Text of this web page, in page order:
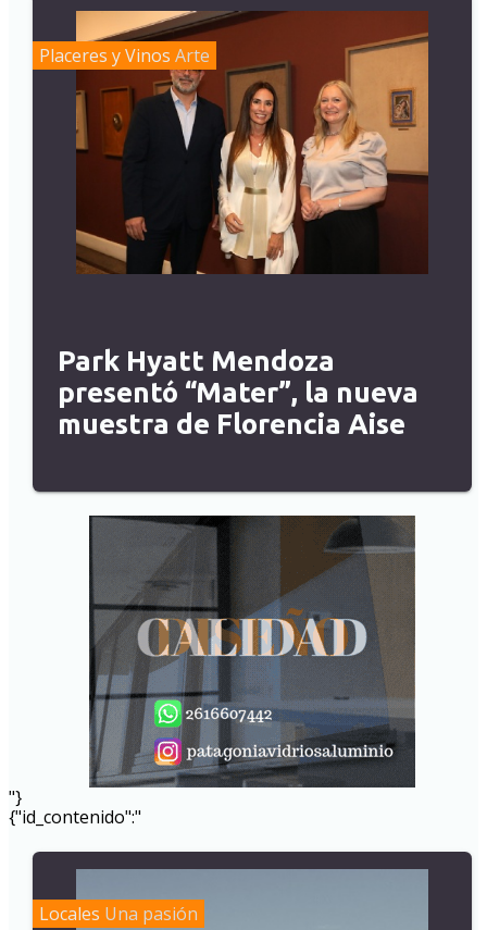
Placeres y Vinos Arte
Park Hyatt Mendoza
presentó “Mater”, la nueva
muestra de Florencia Aise
"}
{"id_contenido":"
Locales Una pasión